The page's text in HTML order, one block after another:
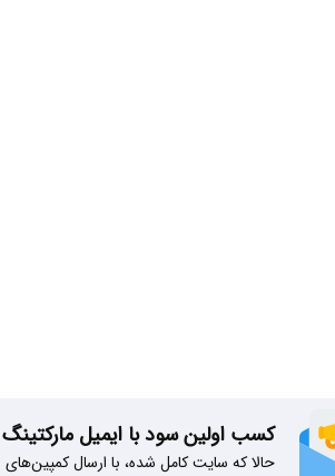
کسب اولین سود با ایمیل مارکتینگ
حالا که سایت کامل شده، با ارسال